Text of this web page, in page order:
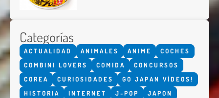
Categorías
ACTUALIDAD ANIMALES ANIME
COCHES
COMBINI LOVERS
COMIDA
CONCURSOS
COREA
CURIOSIDADES
GO JAPAN VÍDEOS!
HISTORIA
INTERNET J-POP
JAPON